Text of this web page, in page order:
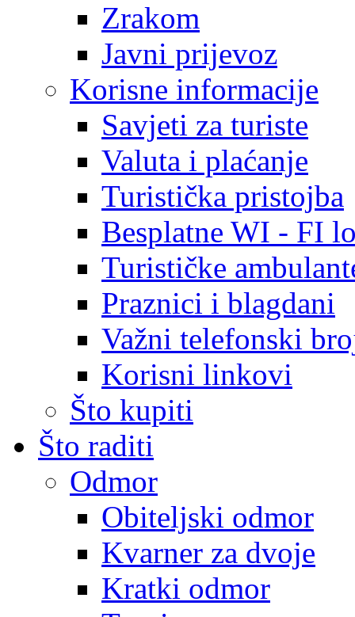
Zrakom
Javni prijevoz
Korisne informacije
Savjeti za turiste
Valuta i plaćanje
Turistička pristojba
Besplatne WI - FI
Turističke
Praznici i blagdani
Važni telefonski
Korisni linkovi
Što kupiti
Što raditi
Odmor
Obiteljski odmor
Kvarner za dvoje
Kratki odmor